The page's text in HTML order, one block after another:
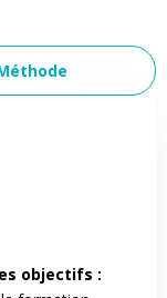
objectifs :